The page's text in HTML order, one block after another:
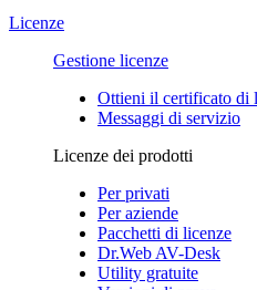
Licenze
Gestione licenze
Ottieni il certificato di
Messaggi di servizio
Licenze dei prodotti
Per privati
Per aziende
Pacchetti di licenze
Dr.Web AV-Desk
Utility gratuite